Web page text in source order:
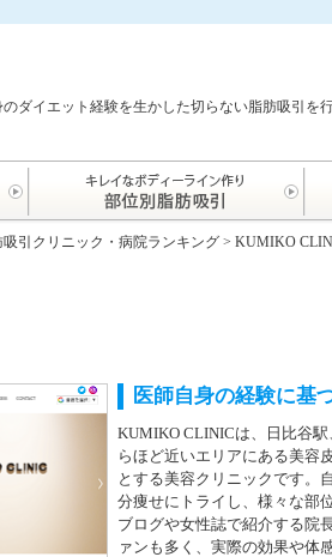
のダイエット経験を生かした切らない脂肪吸引を
引クリニック・病院ランキング > KUMIKO
医師自身の経験に基
KUMIKO CLINICは、日比谷
らほど近いエリアにある美容
とする美容クリニックです。
分痩せにトライし、様々な部
ブログや女性誌で紹介する院
ァンも多く、実際の効果や体